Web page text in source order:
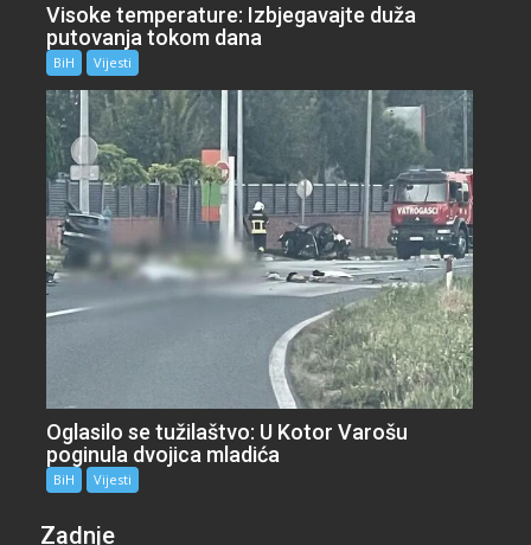
Visoke temperature: Izbjegavajte duža
putovanja tokom dana
BiH Vijesti
Oglasilo se tužilaštvo: U Kotor Varošu
poginula dvojica mladića
BiH Vijesti
Zadnje